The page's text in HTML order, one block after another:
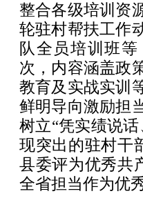
整合各级培训资
轮驻村帮扶工作
队全员培训班
次，内容涵盖政
教育及实战实训
鲜明导向激励担
树立“凭实绩说
现突出的驻村干
县委评为优秀共
全省担当作为优